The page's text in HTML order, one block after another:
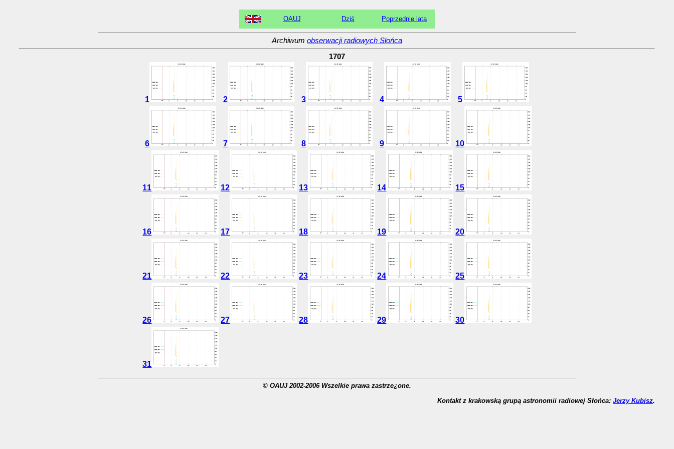
OAUJ Dziś Poprzednie lata
Archiwum obserwacji radiowych Słońca
1707
1 2 3 4 5
6 7 8 9 10
11 12 13 14 15
16 17 18 19 20
21 22 23 24 25
26 27 28 29 30
31
© OAUJ 2002-2006 Wszelkie prawa zastrze¿one.
Kontakt z krakowską grupą astronomii radiowej Słońca:Jerzy Kubisz.